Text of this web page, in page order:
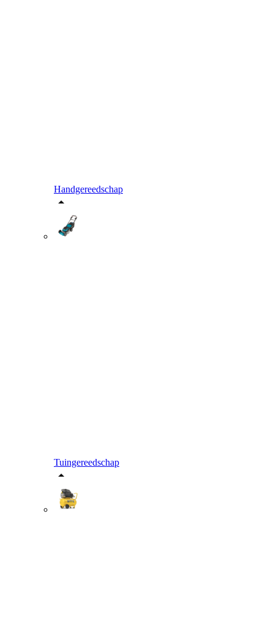
Handgereedschap
Tuingereedschap